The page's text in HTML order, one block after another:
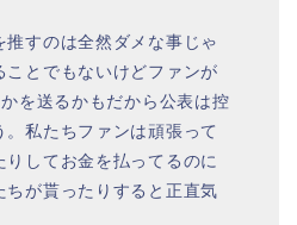
すのは全然ダメな事じゃ
ことでもないけどファンが
を送るかもだから公表は控
。私たちファンは頑張って
りしてお金を払ってるのに
ちが貰ったりすると正直気